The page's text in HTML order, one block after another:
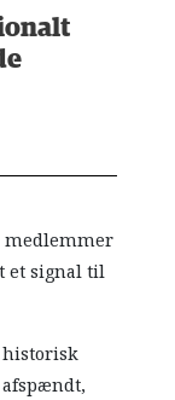
medlemmer
et signal til
historisk